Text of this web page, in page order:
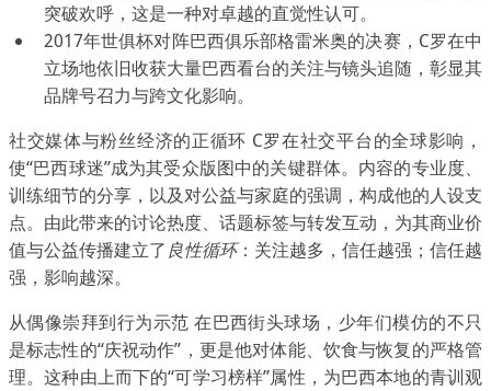
突破欢呼，这是一种对卓越的直觉性认可。
2017年世俱杯对阵巴西俱乐部格雷米奥的决赛，C罗在中
立场地依旧收获大量巴西看台的关注与镜头追随，彰显其
品牌号召力与跨文化影响。
社交媒体与粉丝经济的正循环 C罗在社交平台的全球影响，
使“巴西球迷”成为其受众版图中的关键群体。内容的专业度、
训练细节的分享，以及对公益与家庭的强调，构成他的人设支
点。由此带来的讨论热度、话题标签与转发互动，为其商业价
值与公益传播建立了良性循环：关注越多，信任越强；信任越
强，影响越深。
从偶像崇拜到行为示范 在巴西街头球场，少年们模仿的不只
是标志性的“庆祝动作”，更是他对体能、饮食与恢复的严格管
理。这种由上而下的“可学习榜样”属性，为巴西本地的青训观